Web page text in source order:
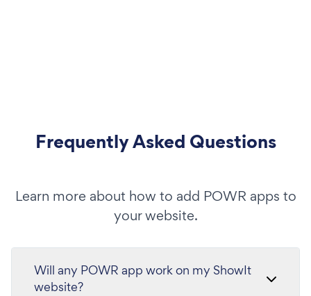
Frequently Asked Questions
Learn more about how to add POWR apps to
your website.
Will any POWR app work on my ShowIt
website?